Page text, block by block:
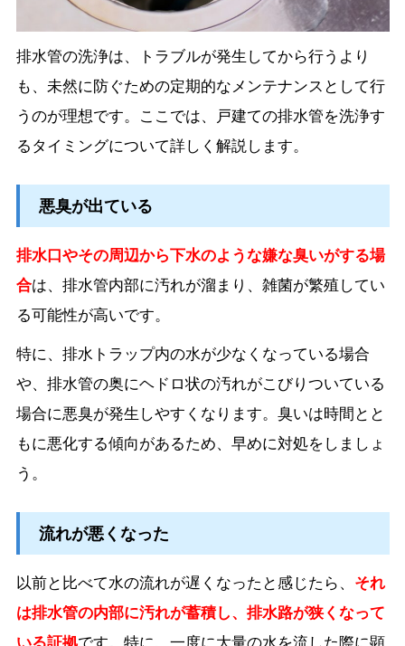
排水管の洗浄は、トラブルが発生してから行うより
も、未然に防ぐための定期的なメンテナンスとして行
うのが理想です。ここでは、戸建ての排水管を洗浄す
るタイミングについて詳しく解説します。
悪臭が出ている
排水口やその周辺から下水のような嫌な臭いがする場
合は、排水管内部に汚れが溜まり、雑菌が繁殖してい
る可能性が高いです。
特に、排水トラップ内の水が少なくなっている場合
や、排水管の奥にヘドロ状の汚れがこびりついている
場合に悪臭が発生しやすくなります。臭いは時間とと
もに悪化する傾向があるため、早めに対処をしましょ
う。
流れが悪くなった
以前と比べて水の流れが遅くなったと感じたら、 それ
は排水管の内部に汚れが蓄積し、排水路が狭くなって
いる証拠です。特に、一度に大量の水を流した際に顕